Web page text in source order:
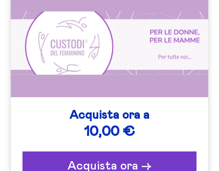
Acquista ora a
10,00 €
Acquista ora ->